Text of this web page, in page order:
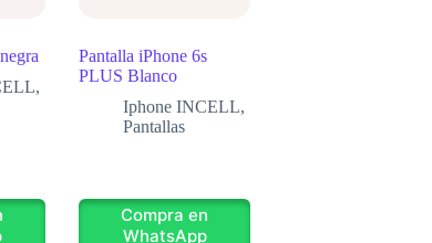
,
Pantalla iPhone 6s
PLUS Blanco
Iphone INCELL,
Pantallas
Compra en
WhatsApp